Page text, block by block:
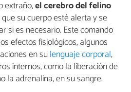
extraño,el cerebro del felino
su cuerpo esté alerta y se
si es necesario. Este comando
efectos fisiológicos, algunos
en sulenguaje corporal,
internos, como la liberación de
la adrenalina, en su sangre.